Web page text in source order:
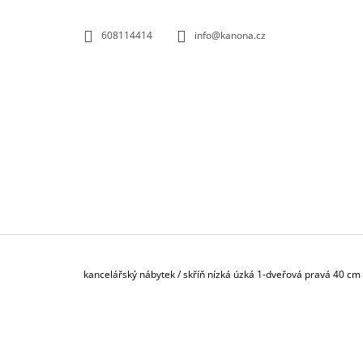
608114414 info@kanona.cz
Domů
kancelářský nábytek/skříň nízká úzká 1-dveřová pravá 40 cm